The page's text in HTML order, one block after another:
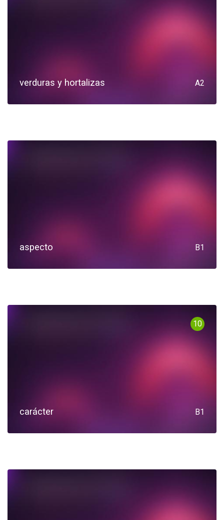
verduras y hortalizas A2
aspecto B1
carácter B1
10